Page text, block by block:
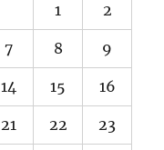
1 2
7 8 9
14 15 16
21 22 23